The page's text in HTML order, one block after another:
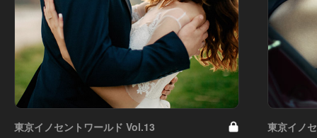
東京イノセントワールド Vol.13 東京イノ